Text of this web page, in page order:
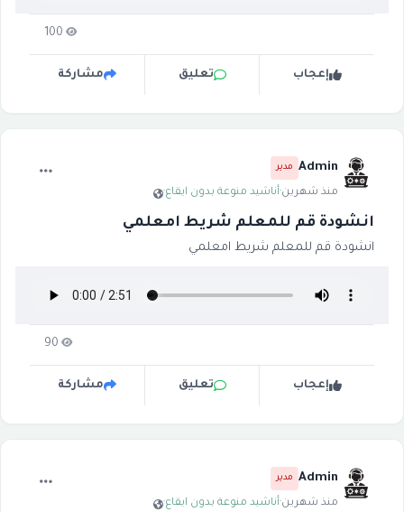
100
إعجاب تعليق مشاركة
Admin مدير
منذ شهرين·أناشيد منوعة بدون ايقاع·
انشودة قم للمعلم شريط امعلمي
انشودة قم للمعلم شريط امعلمي
90
إعجاب تعليق مشاركة
Admin مدير
منذ شهرين·أناشيد منوعة بدون ايقاع·